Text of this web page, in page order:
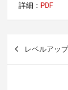
詳細： PDF
レベルアッ